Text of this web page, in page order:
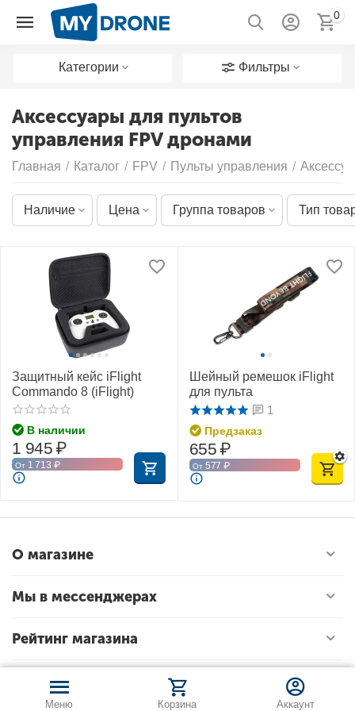
0
Категории Фильтры
Аксессуары для пультов
управления FPV дронами
Главная / Каталог / FPV / Пульты управления /
Наличие Цена Группа товаров Тип
Защитный кейс iFlight
Commando 8 (iFlight)
В наличии
1 945₽
От 1 713 ₽
Шейный ремешок iFlight
для пульта
1
Предзаказ
655₽
От 577 ₽
О магазине
Мы в мессенджерах
Рейтинг магазина
Меню Корзина Аккаунт